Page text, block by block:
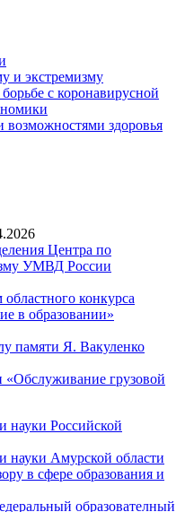
и экстремизму
с коронавирусной
здоровья
Центра по
УМВД России
конкурса
в образовании»
памяти Я. Вакуленко
грузовой
науки Российской
науки Амурской области
в сфере образования и
образователный